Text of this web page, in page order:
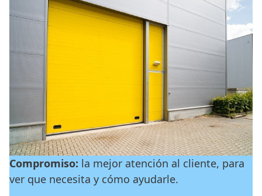
Compromiso: la mejor atención al cliente, para
ver que necesita y cómo ayudarle.